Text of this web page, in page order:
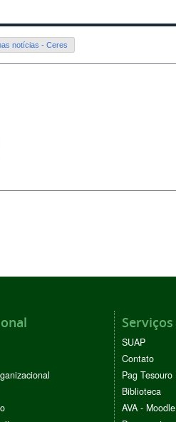
notícias - Ceres
Serviços
SUAP
Contato
Pag Tesouro
Biblioteca
AVA - Moodle